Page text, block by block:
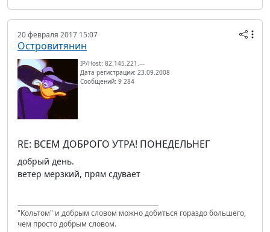
20 февраля 2017 15:07
Островитянин
IP/Host: 82.145.221.---
Дата регистрации: 23.09.2008
Сообщений: 9 284
RE: ВСЕМ ДОБРОГО УТРА! ПОНЕДЕЛЬНЕГ
добрый день.
ветер мерзкий, прям сдувает
"Кольтом" и добрым словом можно добиться гораздо большего,
чем просто добрым словом.